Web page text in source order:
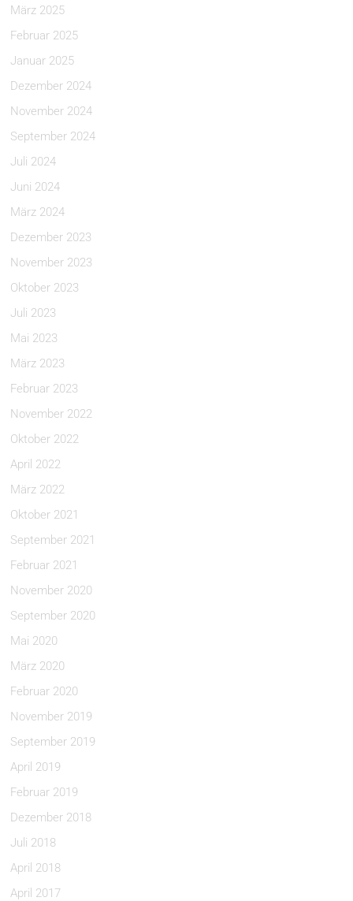
März 2025
Februar 2025
Januar 2025
Dezember 2024
November 2024
September 2024
Juli 2024
Juni 2024
März 2024
Dezember 2023
November 2023
Oktober 2023
Juli 2023
Mai 2023
März 2023
Februar 2023
November 2022
Oktober 2022
April 2022
März 2022
Oktober 2021
September 2021
Februar 2021
November 2020
September 2020
Mai 2020
März 2020
Februar 2020
November 2019
September 2019
April 2019
Februar 2019
Dezember 2018
Juli 2018
April 2018
April 2017